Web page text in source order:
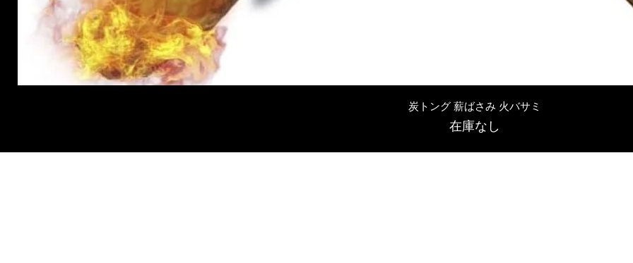
クイックビュー
炭トング 薪ばさみ 火バサミ
在庫なし